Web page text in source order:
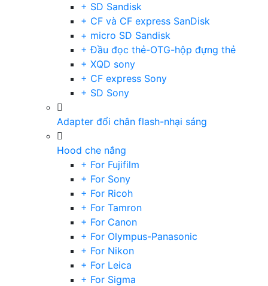
+ SD Sandisk
+ CF và CF express SanDisk
+ micro SD Sandisk
+ Đầu đọc thẻ-OTG-hộp đựng thẻ
+ XQD sony
+ CF express Sony
+ SD Sony
Adapter đổi chân flash-nhại sáng
Hood che nắng
+ For Fujifilm
+ For Sony
+ For Ricoh
+ For Tamron
+ For Canon
+ For Olympus-Panasonic
+ For Nikon
+ For Leica
+ For Sigma